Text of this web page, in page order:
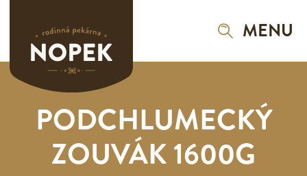
MENU
PODCHLUMECKÝ
ZOUVÁK 1600G